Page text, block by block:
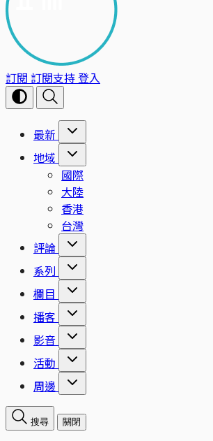
訂閱 訂閱支持登入
最新
地域
國際
大陸
香港
台灣
評論
系列
欄目
播客
影音
活動
周邊
搜尋 關閉